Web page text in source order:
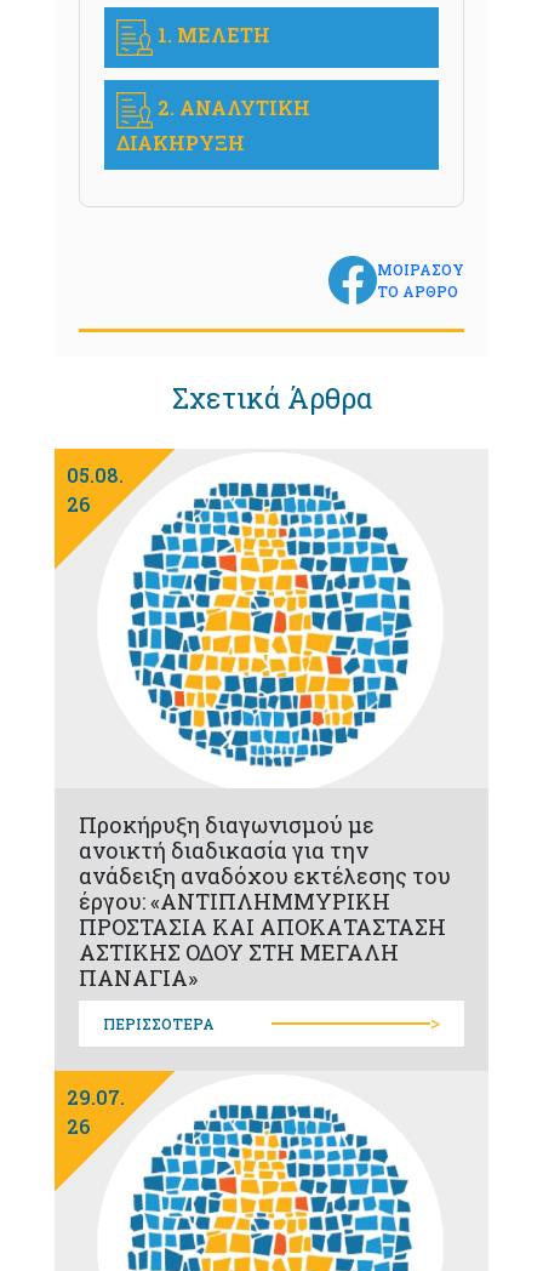
1. ΜΕΛΕΤΗ
2. ΑΝΑΛΥΤΙΚΗ
ΔΙΑΚΗΡΥΞΗ
ΜΟΙΡΑΣΟΥ
ΤΟ ΑΡΘΡΟ
Σχετικά Άρθρα
05.08.
26
Προκήρυξη διαγωνισμού με
ανοικτή διαδικασία για την
ανάδειξη αναδόχου εκτέλεσης του
έργου: «ΑΝΤΙΠΛΗΜΜΥΡΙΚΗ
ΠΡΟΣΤΑΣΙΑ ΚΑΙ ΑΠΟΚΑΤΑΣΤΑΣΗ
ΑΣΤΙΚΗΣ ΟΔΟΥ ΣΤΗ ΜΕΓΑΛΗ
ΠΑΝΑΓΙΑ»
ΠΕΡΙΣΣΟΤΕΡΑ >
29.07.
26